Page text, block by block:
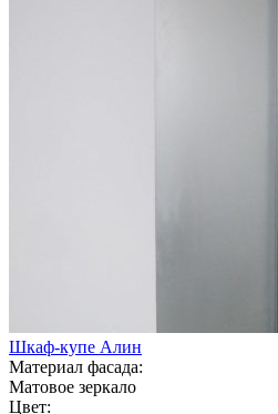
Шкаф-купе Алин
Материал фасада:
Матовое зеркало
Цвет: